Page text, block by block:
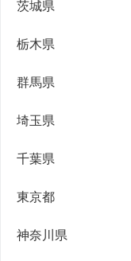
茨城県
栃木県
群馬県
埼玉県
千葉県
東京都
神奈川県